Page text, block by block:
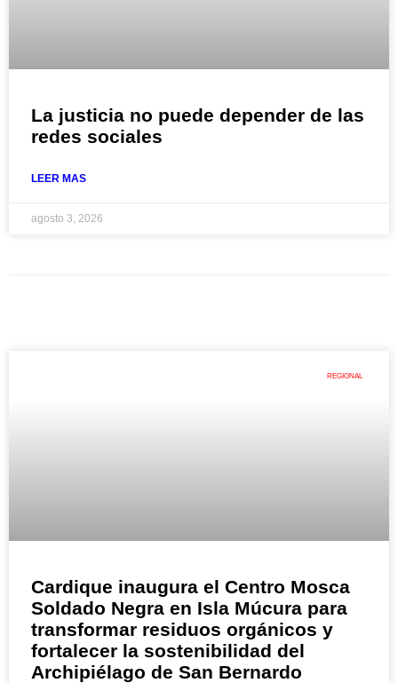
La justicia no puede depender de las
redes sociales
LEER MAS
agosto 3, 2026
REGIONAL
Cardique inaugura el Centro Mosca
Soldado Negra en Isla Múcura para
transformar residuos orgánicos y
fortalecer la sostenibilidad del
Archipiélago de San Bernardo